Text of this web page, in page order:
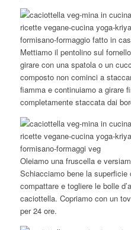
Mettiamo il pentolino sul
girare con una spatola o un
composto non cominci a
fiamma e continuiamo a girare
completamente staccata dai
Oleiamo una fruscella e
Schiacciamo bene la
compattare e togliere le bolle
caciottella. Copriamo con un
per 24 ore.